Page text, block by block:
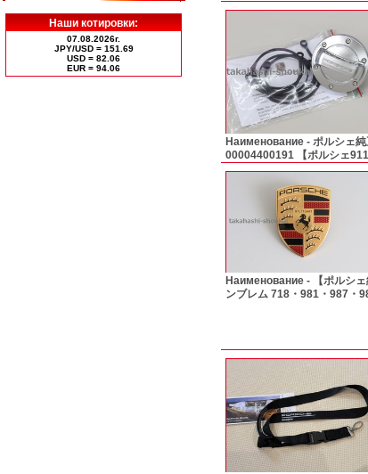
Наши котировки:
07.08.2026г.
JPY/USD = 151.69
USD = 82.06
ЕUR = 94.06
Наименование - ポルシェ
00004400191 【ポルシェ
Наименование -
【ポルシ
ンブレム 718・981・987・